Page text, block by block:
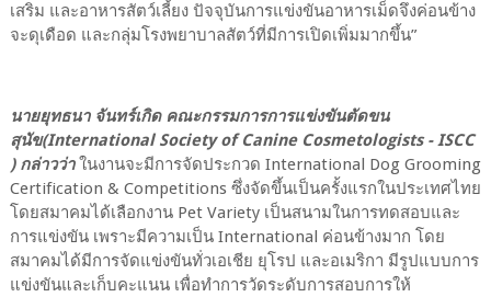
เสริม และอาหารสัตว์เลี้ยง ปัจจุบันการแข่งขันอาหารเม็ดจึงค่อนข้าง
จะดุเดือด และกลุ่มโรงพยาบาลสัตว์ที่มีการเปิดเพิ่มมากขึ้น”
นายยุทธนา จันทร์เกิด คณะกรรมการการแข่งขันตัดขน
สุนัข(International Society of Canine Cosmetologists - ISCC
) กล่าวว่าในงานจะมีการจัดประกวด International Dog Grooming
Certification & Competitions ซึ่งจัดขึ้นเป็นครั้งแรกในประเทศไทย
โดยสมาคมได้เลือกงาน Pet Variety เป็นสนามในการทดสอบและ
การแข่งขัน เพราะมีความเป็น International ค่อนข้างมาก โดย
สมาคมได้มีการจัดแข่งขันทั่วเอเชีย ยุโรป และอเมริกา มีรูปแบบการ
แข่งขันและเก็บคะแนน เพื่อทำการวัดระดับการสอบการให้